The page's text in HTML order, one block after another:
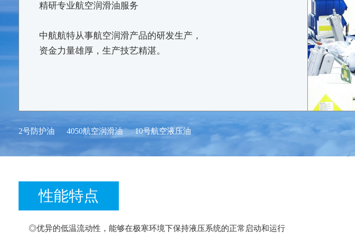
精研专业航空润滑油服务
中航航特从事航空润滑产品的研发生产，
资金力量雄厚，生产技艺精湛。
2号防护油 4050航空润滑油 10号航空液压油
性能特点
◎优异的低温流动性，能够在极寒环境下保持液压系统的正常启动和运行